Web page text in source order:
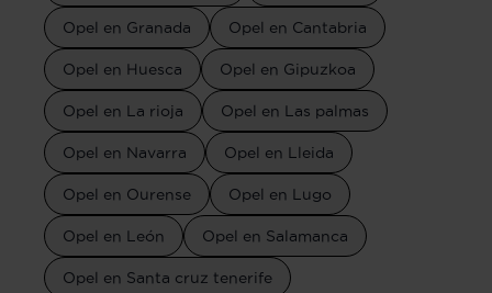
Opel en Granada Opel en Cantabria
Opel en Huesca Opel en Gipuzkoa
Opel en La rioja Opel en Las palmas
Opel en Navarra Opel en Lleida
Opel en Ourense Opel en Lugo
Opel en León Opel en Salamanca
Opel en Santa cruz tenerife